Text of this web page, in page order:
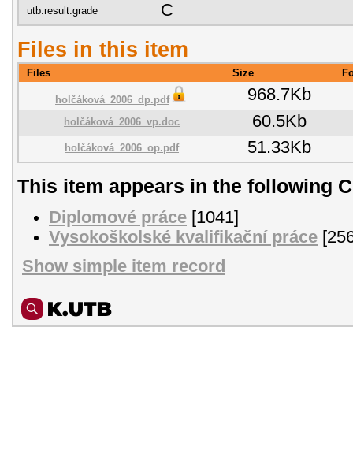
utb.result.grade C
Files in this item
Files Size
holčáková_2006_dp.pdf 968.7Kb
holčáková_2006_vp.doc 60.5Kb
holčáková_2006_op.pdf 51.33Kb
This item appears in the following
Diplomové práce [1041]
Vysokoškolské kvalifikační práce
Show simple item record